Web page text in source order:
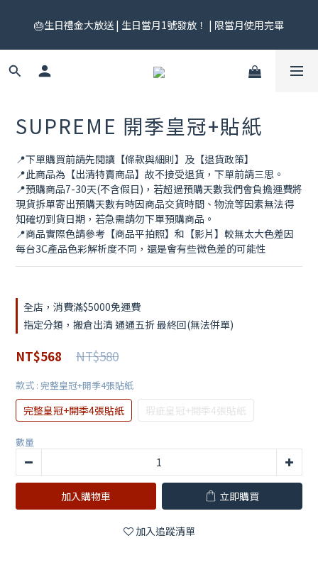
領券中心領，碼碼不同快去領！
🎂生日禮金大放送 | 生日當月1號發放！ | 限當月使用完畢
🎟️ 免運券來了！每月 25 號準時開搶｜$299／$999 各一張｜官網
SUPREME 開季皇冠+貼紙
📍下單購買前請先閱讀【條款與細則】及【退貨政策】
📍此商品為【出清特賣商品】故不接受退貨，下單前請三思。
📍預購商品7-30天(不含假日)，若超過預購天數我們會負擔運費將
現貨拆單寄出預購天數有時因商品交貨時間、物流等因素無法得
知確切到貨日期，若急需請勿下單預購商品。
📍商品實際色請參考【商品平拍照】和【影片】較無太大色差因
每台3C產品色彩解析度不同，還是會有些微色差的可能性
全店，消費滿$5000免運費
指定分類，搬倉出清 通通五折 最終回(無法併單)
NT$580
NT$568
款式 : 完整皇冠+開季4張貼紙
完整皇冠+開季4張貼紙 瑕疵皇冠+開季4張貼紙
數量
加入購物車 立即購買
加入追蹤清單